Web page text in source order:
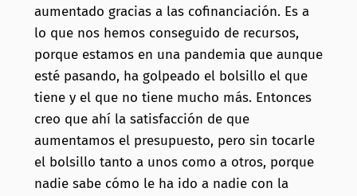
aumentado gracias a las cofinanciación. Es a
lo que nos hemos conseguido de recursos,
porque estamos en una pandemia que aunque
esté pasando, ha golpeado el bolsillo el que
tiene y el que no tiene mucho más. Entonces
creo que ahí la satisfacción de que
aumentamos el presupuesto, pero sin tocarle
el bolsillo tanto a unos como a otros, porque
nadie sabe cómo le ha ido a nadie con la